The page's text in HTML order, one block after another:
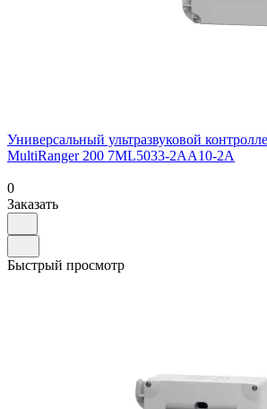
Универсальный ультразвуковой
MultiRanger 200 7ML5033-2AA10-2A
0
Заказать
Быстрый просмотр